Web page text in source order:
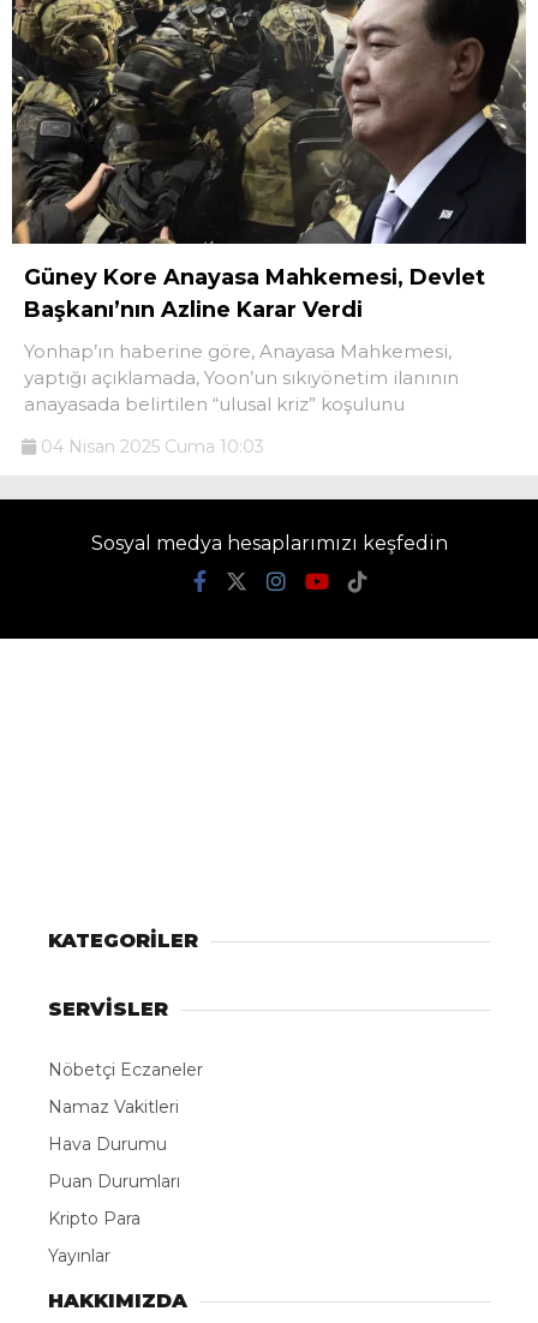
Güney Kore Anayasa Mahkemesi, Devlet
Başkanı’nın Azline Karar Verdi
Yonhap’ın haberine göre, Anayasa Mahkemesi,
yaptığı açıklamada, Yoon’un sıkıyönetim ilanının
anayasada belirtilen “ulusal kriz” koşulunu
04 Nisan 2025 Cuma 10:03
Sosyal medya hesaplarımızı keşfedin
KATEGORİLER
SERVİSLER
Nöbetçi Eczaneler
Namaz Vakitleri
Hava Durumu
Puan Durumları
Kripto Para
Yayınlar
HAKKIMIZDA